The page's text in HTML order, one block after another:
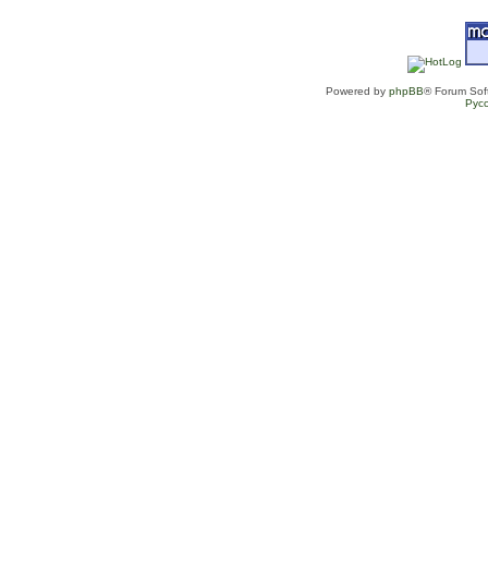
Powered by phpBB® Forum